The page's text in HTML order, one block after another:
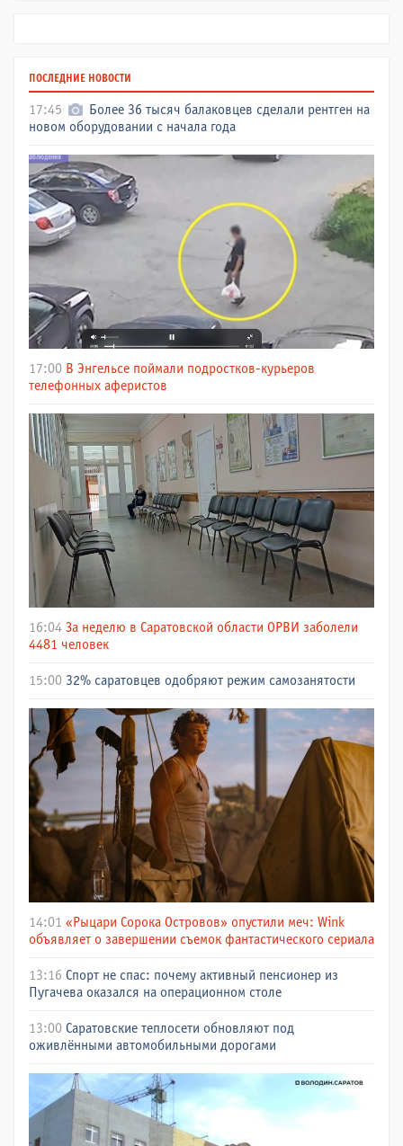
ПОСЛЕДНИЕ НОВОСТИ
17:45
Более 36 тысяч балаковцев сделали рентген на
новом оборудовании с начала года
17:00 В Энгельсе поймали подростков-курьеров
телефонных аферистов
16:04 За неделю в Саратовской области ОРВИ заболели
4481 человек
15:00 32% саратовцев одобряют режим самозанятости
14:01 «Рыцари Сорока Островов» опустили меч: Wink
объявляет о завершении съемок фантастического сериала
13:16 Спорт не спас: почему активный пенсионер из
Пугачева оказался на операционном столе
13:00 Саратовские теплосети обновляют под
оживлёнными автомобильными дорогами